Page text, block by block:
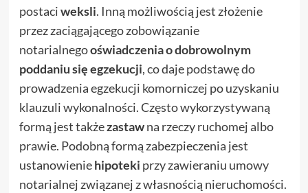
postaciweksli. Inną możliwością jest złożenie
przez zaciągającego zobowiązanie
notarialnegooświadczenia o dobrowolnym
poddaniu się egzekucji, co daje podstawę do
prowadzenia egzekucji komorniczej po uzyskaniu
klauzuli wykonalności. Często wykorzystywaną
formą jest takżezastawna rzeczy ruchomej albo
prawie. Podobną formą zabezpieczenia jest
ustanowieniehipoteki przy zawieraniu umowy
notarialnej związanej z własnością nieruchomości.